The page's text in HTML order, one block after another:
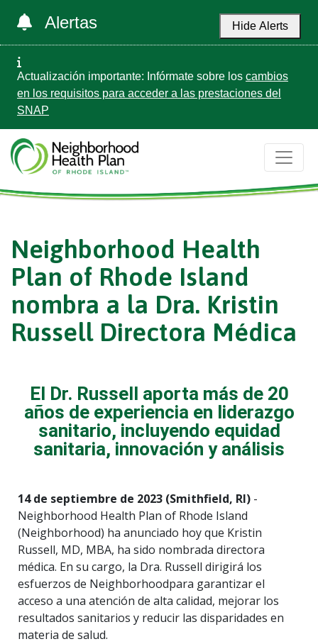
Alertas Hide Alerts
Actualización importante: Infórmate sobre los cambios
en los requisitos para acceder a las prestaciones del
SNAP
Neighborhood Health
Plan of Rhode Island
nombra a la Dra. Kristin
Russell Directora Médica
El Dr. Russell aporta más de 20
años de experiencia en liderazgo
sanitario, incluyendo equidad
sanitaria, innovación y análisis
14 de septiembre de 2023 (Smithfield, RI) -
Neighborhood Health Plan of Rhode Island
(Neighborhood) ha anunciado hoy que Kristin
Russell, MD, MBA, ha sido nombrada directora
médica. En su cargo, la Dra. Russell dirigirá los
esfuerzos de Neighborhoodpara garantizar el
acceso a una atención de alta calidad, mejorar los
resultados sanitarios y reducir las disparidades en
materia de salud.